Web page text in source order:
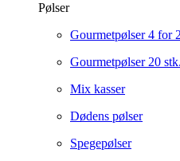
Pølser
Gourmetpølser 4 for
Gourmetpølser 20
Mix kasser
Dødens pølser
Spegepølser